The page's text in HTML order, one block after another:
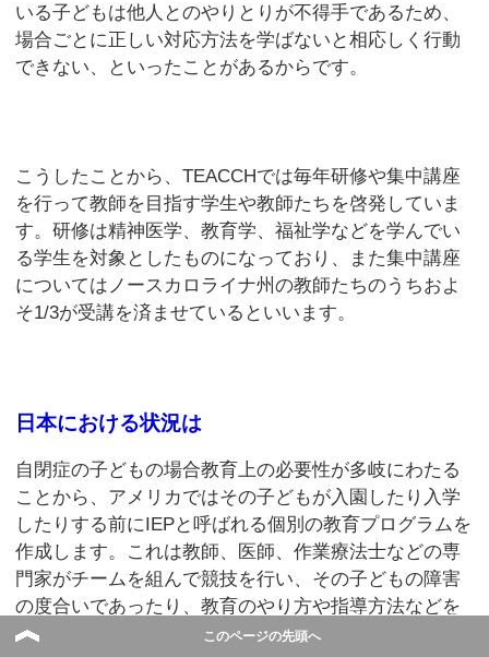
いる子どもは他人とのやりとりが不得手であるため、
場合ごとに正しい対応方法を学ばないと相応しく行動
できない、といったことがあるからです。
こうしたことから、TEACCHでは毎年研修や集中講座
を行って教師を目指す学生や教師たちを啓発していま
す。研修は精神医学、教育学、福祉学などを学んでい
る学生を対象としたものになっており、また集中講座
についてはノースカロライナ州の教師たちのうちおよ
そ1/3が受講を済ませているといいます。
日本における状況は
自閉症の子どもの場合教育上の必要性が多岐にわたる
ことから、アメリカではその子どもが入園したり入学
したりする前にIEPと呼ばれる個別の教育プログラムを
作成します。これは教師、医師、作業療法士などの専
門家がチームを組んで競技を行い、その子どもの障害
の度合いであったり、教育のやり方や指導方法などを
検討して作られるものです。このページの先頭へ